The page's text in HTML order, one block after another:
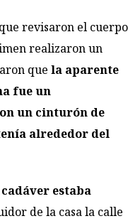
revisaron el cuerpo
realizaron un
que la aparente
fue un
un cinturón de
alrededor del
estaba
de la casa la calle